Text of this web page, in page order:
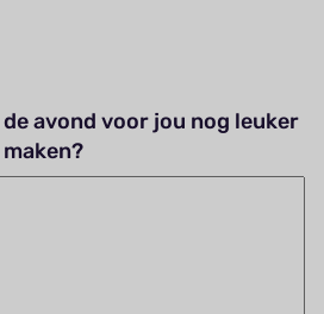
avond voor jou nog leuker